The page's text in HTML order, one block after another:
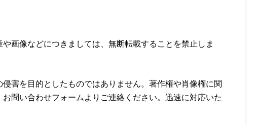
画像などにつきましては、無断転載することを禁止しま
害を目的としたものではありません。著作権や肖像権に関
問い合わせフォームよりご連絡ください。迅速に対応いた